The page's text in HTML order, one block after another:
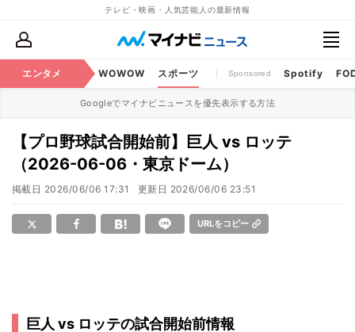
テレビ・映画・人気芸能人の最新情報
エンタメ
・CS番組 WOWOW スポーツ Sponsored Spotify
Googleでマイナビニュースを優先表示する方法
【プロ野球試合開始前】巨人 vs ロッテ
（2026-06-06・東京ドーム）
掲載日 2026/06/06 17:31 更新日 2026/06/06 23:51
URLをコピー
巨人 vs ロッテの試合開始前情報